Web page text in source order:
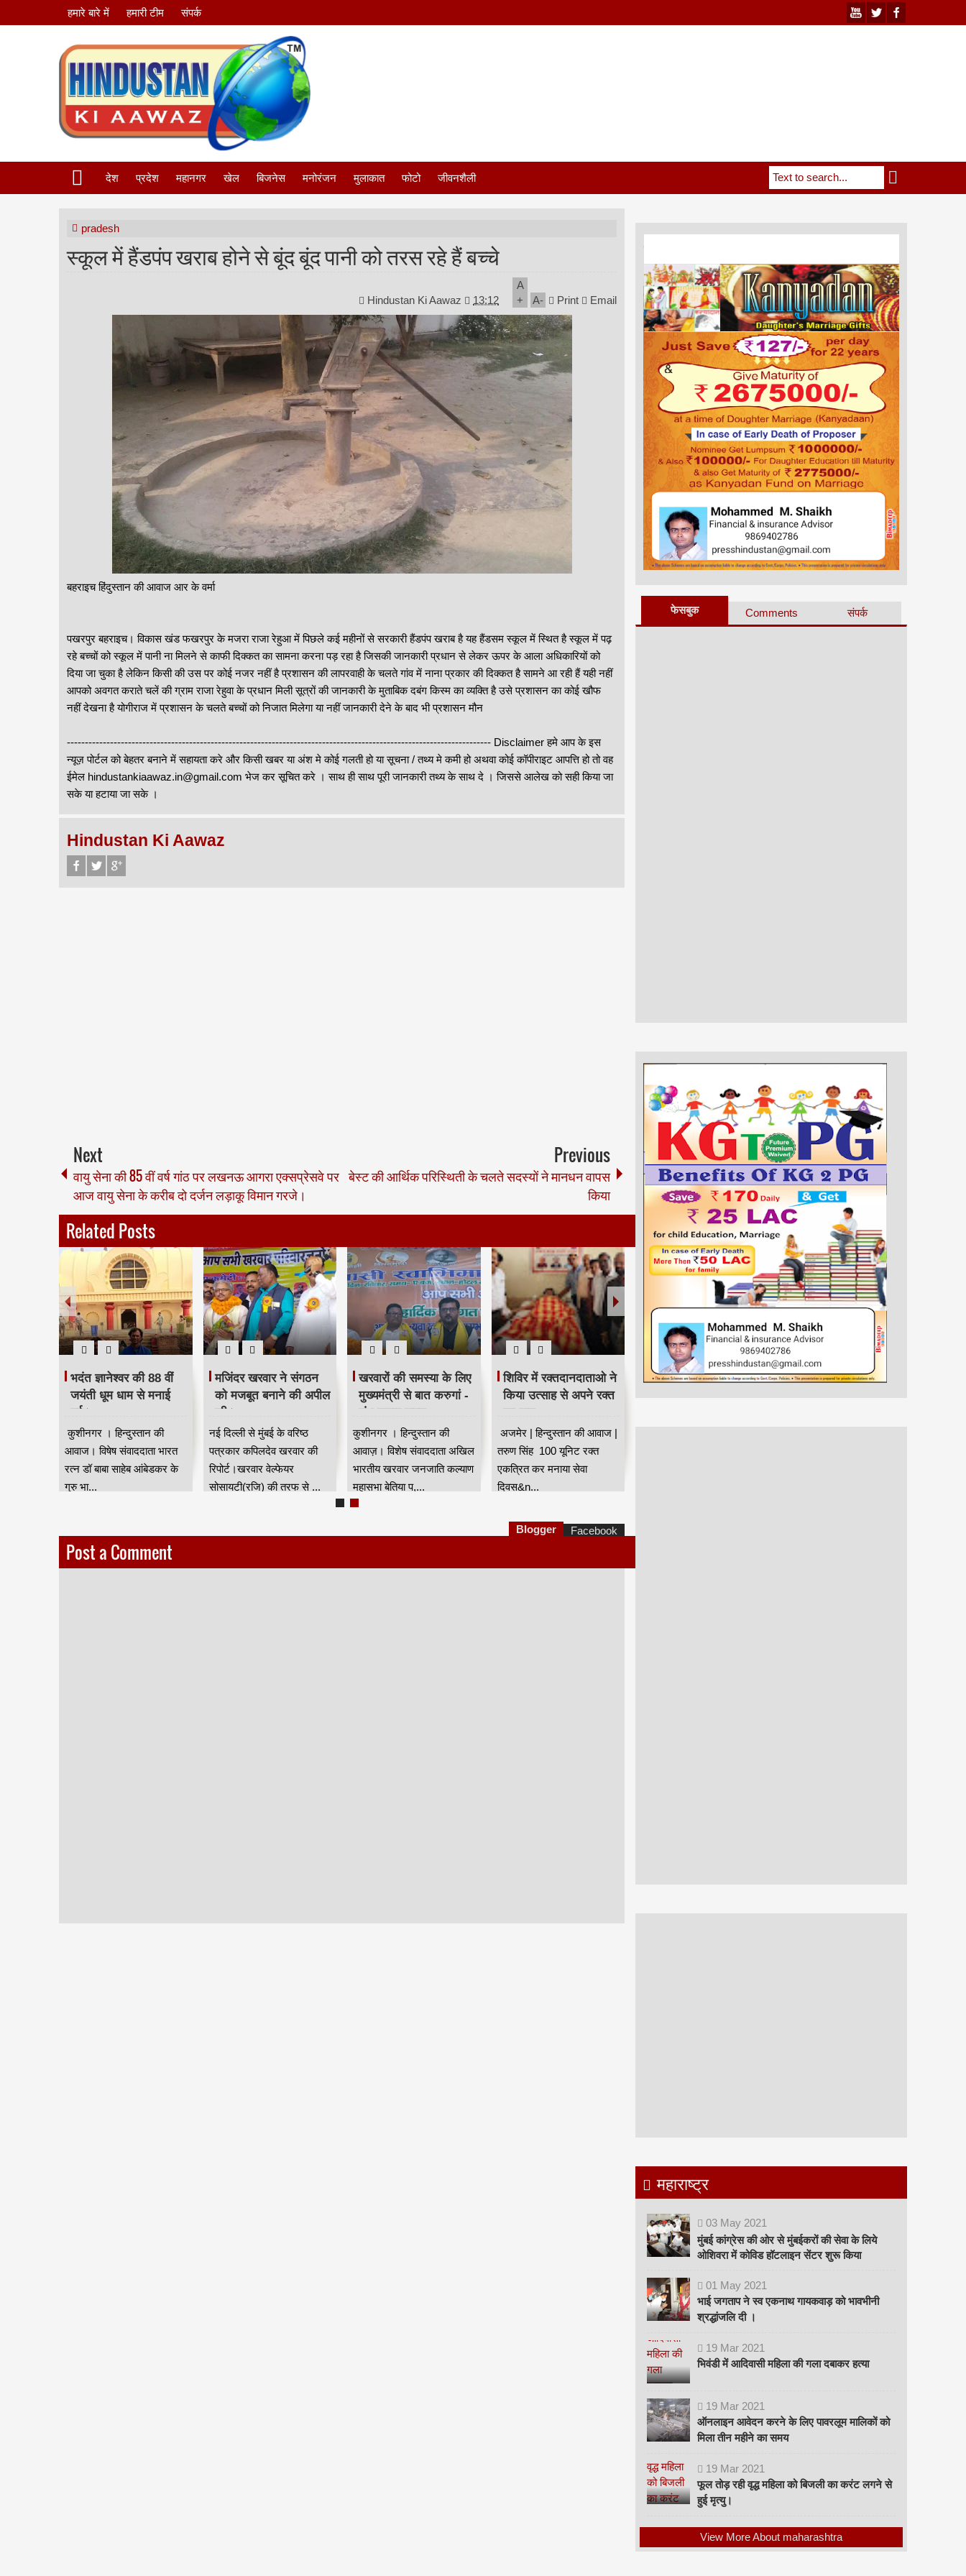
हमारे बारे में हमारी टीम संपर्क
देश प्रदेश महानगर खेल बिजनेस मनोरंजन मुलाकात फोटो जीवनशैली
pradesh
स्कूल में हैंडपंप खराब होने से बूंद बूंद पानी को तरस रहे हैं बच्चे
Hindustan Ki Aawaz 13:12
A
+
A- Print Email
बहराइच हिंदुस्तान की आवाज आर के वर्मा
पखरपुर बहराइच। विकास खंड फखरपुर के मजरा राजा रेहुआ में पिछले कई महीनों से सरकारी हैंडपंप खराब है यह हैंडसम स्कूल में स्थित है स्कूल में पढ़
रहे बच्चों को स्कूल में पानी ना मिलने से काफी दिक्कत का सामना करना पड़ रहा है जिसकी जानकारी प्रधान से लेकर ऊपर के आला अधिकारियों को
दिया जा चुका है लेकिन किसी की उस पर कोई नजर नहीं है प्रशासन की लापरवाही के चलते गांव में नाना प्रकार की दिक्कत है सामने आ रही हैं यही नहीं
आपको अवगत कराते चलें की ग्राम राजा रेहुवा के प्रधान मिली सूत्रों की जानकारी के मुताबिक दबंग किस्म का व्यक्ति है उसे प्रशासन का कोई खौफ
नहीं देखना है योगीराज में प्रशासन के चलते बच्चों को निजात मिलेगा या नहीं जानकारी देने के बाद भी प्रशासन मौन
---------------------------------------------------------------------------------------------------------------------- Disclaimer हमे आप के इस
न्यूज़ पोर्टल को बेहतर बनाने में सहायता करे और किसी खबर या अंश मे कोई गलती हो या सूचना / तथ्य मे कमी हो अथवा कोई कॉपीराइट आपत्ति हो तो वह
ईमेल hindustankiaawaz.in@gmail.com भेज कर सूचित करे । साथ ही साथ पूरी जानकारी तथ्य के साथ दे । जिससे आलेख को सही किया जा
सके या हटाया जा सके ।
Hindustan Ki Aawaz
Next
वायु सेना की 85 वीं वर्ष गांठ पर लखनऊ आगरा एक्सप्रेसवे पर
आज वायु सेना के करीब दो दर्जन लड़ाकू विमान गरजे।
Previous
बेस्ट की आर्थिक परिस्थिती के चलते सदस्यों ने मानधन वापस
किया
Related Posts
भदंत ज्ञानेश्वर की 88 वीं
जयंती धूम धाम से मनाई
गई।
कुशीनगर । हिन्दुस्तान की
आवाज। विषेष संवाददाता भारत
रत्न डॉ बाबा साहेब आंबेडकर के
गुरु भा...
मजिंदर खरवार ने संगठन
को मजबूत बनाने की अपील
की।
नई दिल्ली से मुंबई के वरिष्ठ
पत्रकार कपिलदेव खरवार की
रिपोर्ट।खरवार वेल्फेयर
सोसायटी(रजि) की तरफ से ...
खरवारों की समस्या के लिए
मुख्यमंत्री से बात करुगां -
शंभू कुमार सुमन
कुशीनगर । हिन्दुस्तान की
आवाज़। विशेष संवाददाता अखिल
भारतीय खरवार जनजाति कल्याण
महासभा बेतिया प,...
शिविर में रक्तदानदाताओ ने
किया उत्साह से अपने रक्त
का दान
अजमेर | हिन्दुस्तान की आवाज |
तरुण सिंह 100 यूनिट रक्त
एकत्रित कर मनाया सेवा
दिवस&n...
Post a Comment
Blogger Facebook
फेसबुक Comments संपर्क
महाराष्ट्र
03 May 2021
मुंबई कांग्रेस की ओर से मुंबईकरों की सेवा के लिये
ओशिवरा में कोविड हॉटलाइन सेंटर शुरू किया
01 May 2021
भाई जगताप ने स्व एकनाथ गायकवाड़ को भावभीनी
श्रद्धांजलि दी ।
19 Mar 2021
भिवंडी में आदिवासी महिला की गला दबाकर हत्या
19 Mar 2021
ऑनलाइन आवेदन करने के लिए पावरलूम मालिकों को
मिला तीन महीने का समय
19 Mar 2021
फूल तोड़ रही वृद्ध महिला को बिजली का करंट लगने से
हुई मृत्यु।
View More About maharashtra